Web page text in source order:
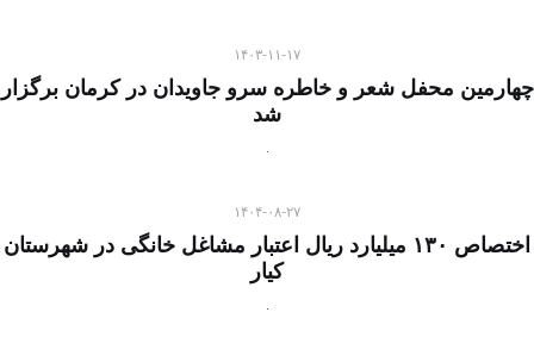
۱۴۰۳-۱۱-۱۷
چهارمین محفل شعر و خاطره سرو جاویدان در کرمان برگزار
شد
۱۴۰۴-۰۸-۲۷
اختصاص ۱۳۰ میلیارد ریال اعتبار مشاغل خانگی در شهرستان
کیار